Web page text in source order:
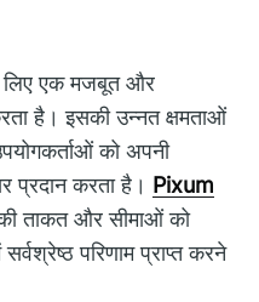
लिए एक मजबूत और
है। इसकी उन्नत क्षमताओं
को अपनी
प्रदान करता है। Pixum
ताकत और सीमाओं को
परिणाम प्राप्त करने